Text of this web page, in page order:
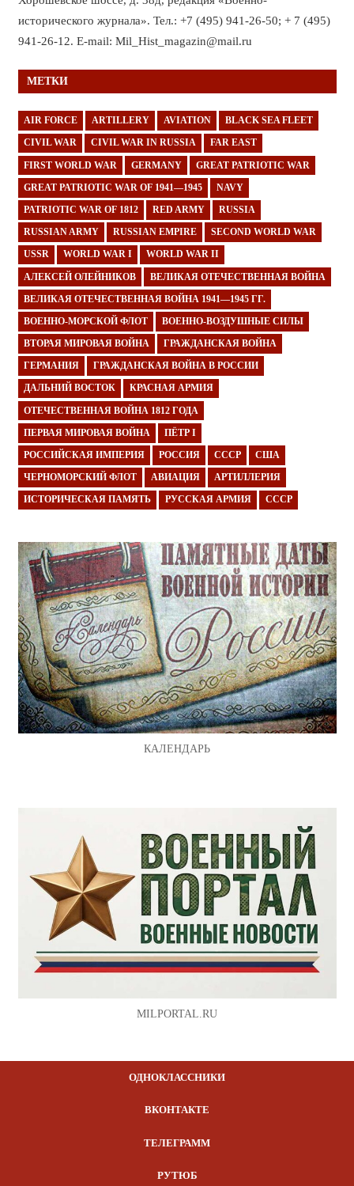
исторического журнала». Тел.: +7 (495) 941-26-50; + 7 (495)
941-26-12. E-mail: Mil_Hist_magazin@mail.ru
МЕТКИ
AIR FORCE ARTILLERY AVIATION BLACK SEA FLEET
CIVIL WAR CIVIL WAR IN RUSSIA FAR EAST
FIRST WORLD WAR GERMANY GREAT PATRIOTIC WAR
GREAT PATRIOTIC WAR OF 1941—1945 NAVY
PATRIOTIC WAR OF 1812 RED ARMY RUSSIA
RUSSIAN ARMY RUSSIAN EMPIRE SECOND WORLD WAR
USSR WORLD WAR I WORLD WAR II
АЛЕКСЕЙ ОЛЕЙНИКОВ ВЕЛИКАЯ ОТЕЧЕСТВЕННАЯ ВОЙНА
ВЕЛИКАЯ ОТЕЧЕСТВЕННАЯ ВОЙНА 1941—1945 ГГ.
ВОЕННО-МОРСКОЙ ФЛОТ ВОЕННО-ВОЗДУШНЫЕ СИЛЫ
ВТОРАЯ МИРОВАЯ ВОЙНА ГРАЖДАНСКАЯ ВОЙНА
ГЕРМАНИЯ ГРАЖДАНСКАЯ ВОЙНА В РОССИИ
ДАЛЬНИЙ ВОСТОК КРАСНАЯ АРМИЯ
ОТЕЧЕСТВЕННАЯ ВОЙНА 1812 ГОДА
ПЕРВАЯ МИРОВАЯ ВОЙНА ПЁТР I
РОССИЙСКАЯ ИМПЕРИЯ РОССИЯ СССР США
ЧЕРНОМОРСКИЙ ФЛОТ АВИАЦИЯ АРТИЛЛЕРИЯ
ИСТОРИЧЕСКАЯ ПАМЯТЬ РУССКАЯ АРМИЯ СССР
КАЛЕНДАРЬ
MILPORTAL.RU
ОДНОКЛАССНИКИ
ВКОНТАКТЕ
ТЕЛЕГРАММ
РУТЮБ